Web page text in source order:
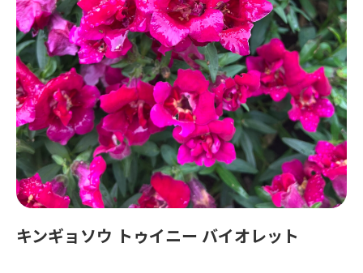
キンギョソウ トゥイニー バイオレット